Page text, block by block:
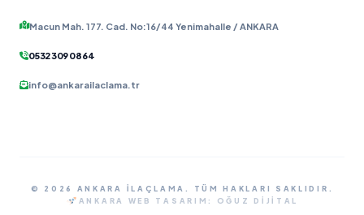
Macun Mah. 177. Cad. No:16/44 Yenimahalle / ANKARA
0532 309 08 64
info@ankarailaclama.tr
© 2026 ANKARA İLAÇLAMA. TÜM HAKLARI SAKLIDIR.
ANKARA WEB TASARIM:
OĞUZ DIJITAL